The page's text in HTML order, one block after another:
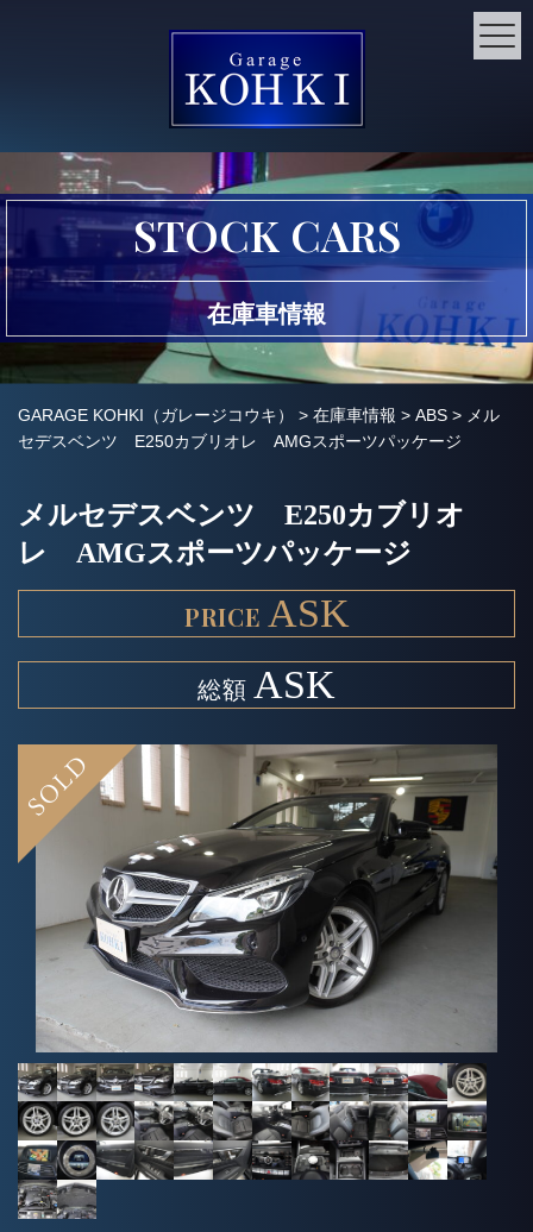
STOCK CARS
在庫車情報
GARAGE KOHKI（ガレージコウキ） > 在庫車情報 > ABS > メル
セデスベンツ E250カブリオレ AMGスポーツパッケージ
メルセデスベンツ E250カブリオ
レ AMGスポーツパッケージ
ASK
ASK